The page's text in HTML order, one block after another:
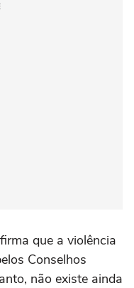
que a violência
Conselhos
não existe ainda